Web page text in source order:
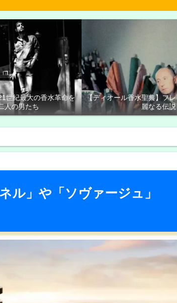
世紀最大の香水革命を
人の男たち
【ディオール香水聖典】フ
麗なる伝説
ル」や「ソヴァージュ」